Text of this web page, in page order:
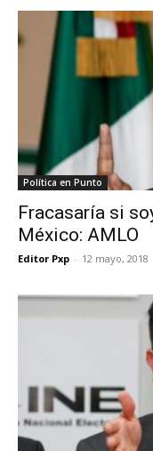
Política en Punto
Fracasaría si
México: AMLO
Editor Pxp - 12 mayo, 2018